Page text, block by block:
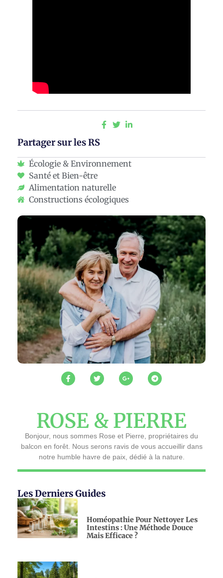
Partager sur les RS
Écologie & Environnement
Santé et Bien-être
Alimentation naturelle
Constructions écologiques
ROSE & PIERRE
Bonjour, nous sommes Rose et Pierre, propriétaires du
balcon en forêt. Nous serons ravis de vous accueillir dans
notre humble havre de paix, dédié à la nature.
Les Derniers Guides
Homéopathie Pour Nettoyer Les
Intestins : Une Méthode Douce
Mais Efficace ?